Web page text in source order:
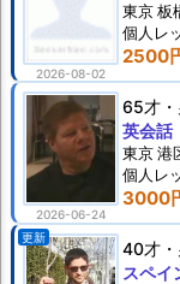
2026-08-02
2500
東京 板
個人 レ
2026-06-24
65才
3000
英会話
東京 港
個人 レ
更新
40才
スペイ